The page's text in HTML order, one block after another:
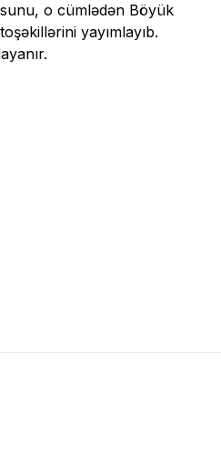
o cümlədən Böyük
yayımlayıb.